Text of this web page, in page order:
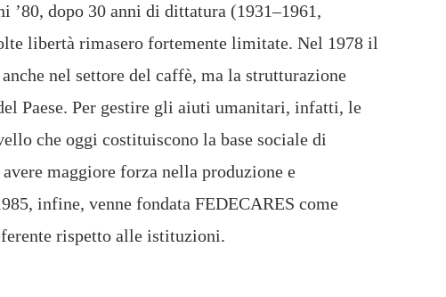
’80, dopo 30 anni di dittatura (1931–1961,
libertà rimasero fortemente limitate. Nel 1978 il
nel settore del caffè, ma la strutturazione
Paese. Per gestire gli aiuti umanitari, infatti, le
che oggi costituiscono la base sociale di
maggiore forza nella produzione e
infine, venne fondata FEDECARES come
rispetto alle istituzioni.